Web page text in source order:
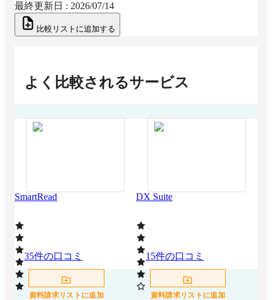
最終更新日 : 2026/07/14
比較リストに追加する
よく比較されるサービス
SmartRead
35件の口コミ
資料請求リストに追加
DX Suite
15件の口コミ
資料請求リストに追加